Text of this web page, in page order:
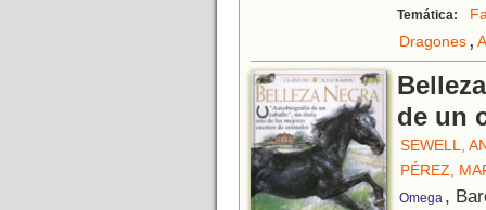
Temática:
Dragones,
de un
SEWELL,
PÉREZ,
Omega ,